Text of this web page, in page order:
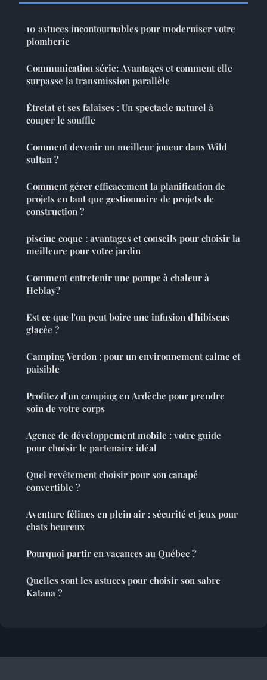
10 astuces incontournables pour moderniser votre
plomberie
Communication série: Avantages et comment elle
surpasse la transmission parallèle
Étretat et ses falaises : Un spectacle naturel à
couper le souffle
Comment devenir un meilleur joueur dans Wild
sultan ?
Comment gérer efficacement la planification de
projets en tant que gestionnaire de projets de
construction ?
piscine coque : avantages et conseils pour choisir la
meilleure pour votre jardin
Comment entretenir une pompe à chaleur à
Heblay?
Est ce que l'on peut boire une infusion d'hibiscus
glacée ?
Camping Verdon : pour un environnement calme et
paisible
Profitez d'un camping en Ardèche pour prendre
soin de votre corps
Agence de développement mobile : votre guide
pour choisir le partenaire idéal
Quel revêtement choisir pour son canapé
convertible ?
Aventure félines en plein air : sécurité et jeux pour
chats heureux
Pourquoi partir en vacances au Québec ?
Quelles sont les astuces pour choisir son sabre
Katana ?